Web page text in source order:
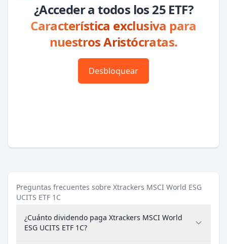
¿Acceder a todos los 25 ETF?
Característica exclusiva para
nuestros Aristócratas.
Desbloquear
Preguntas frecuentes sobre Xtrackers MSCI World ESG
UCITS ETF 1C
¿Cuánto dividendo paga Xtrackers MSCI World
ESG UCITS ETF 1C?